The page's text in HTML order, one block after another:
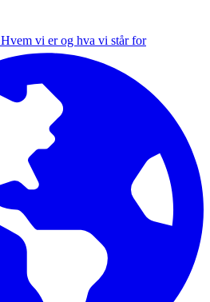
Hvem vi er og hva vi står for